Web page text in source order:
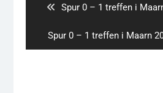
Previous
Spur 0 – 1 treffen i
Next
post:
Spur 0 – 1 treffen i Maarn